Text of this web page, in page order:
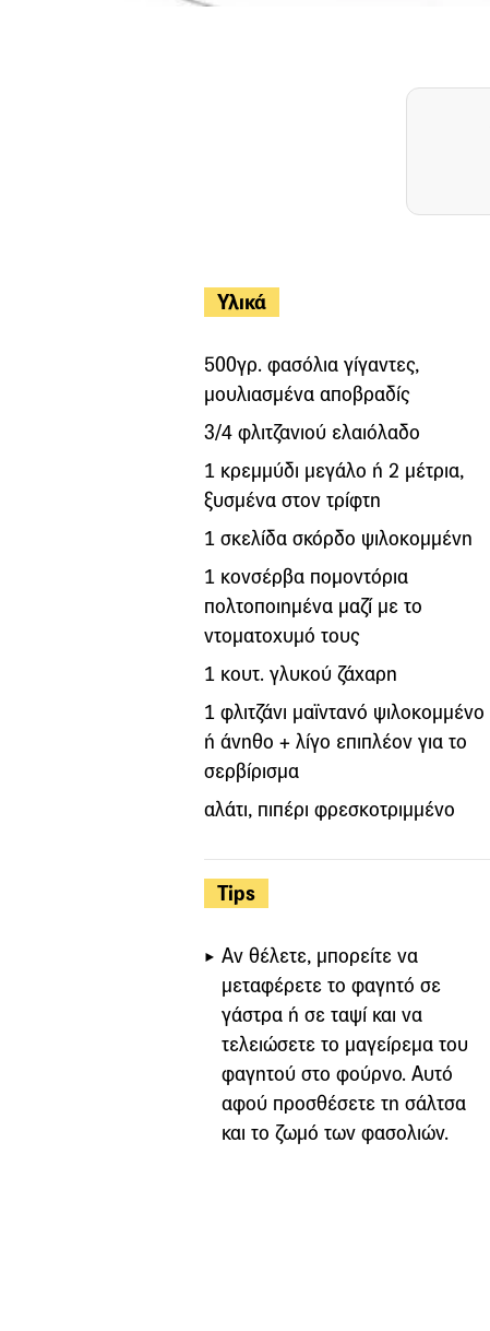
Υλικά
500γρ. φασόλια γίγαντες,
μουλιασμένα αποβραδίς
3/4 φλιτζανιού ελαιόλαδο
1 κρεμμύδι μεγάλο ή 2 μέτρια,
ξυσμένα στον τρίφτη
1 σκελίδα σκόρδο ψιλοκομμένη
1 κονσέρβα πομοντόρια
πολτοποιημένα μαζί με το
ντοματοχυμό τους
1 κουτ. γλυκού ζάχαρη
1 φλιτζάνι μαϊντανό ψιλοκομμένο
ή άνηθο + λίγο επιπλέον για το
σερβίρισμα
αλάτι, πιπέρι φρεσκοτριμμένο
Tips
Αν θέλετε, μπορείτε να
μεταφέρετε το φαγητό σε
γάστρα ή σε ταψί και να
τελειώσετε το μαγείρεμα του
φαγητού στο φούρνο. Αυτό
αφού προσθέσετε τη σάλτσα
και το ζωμό των φασολιών.